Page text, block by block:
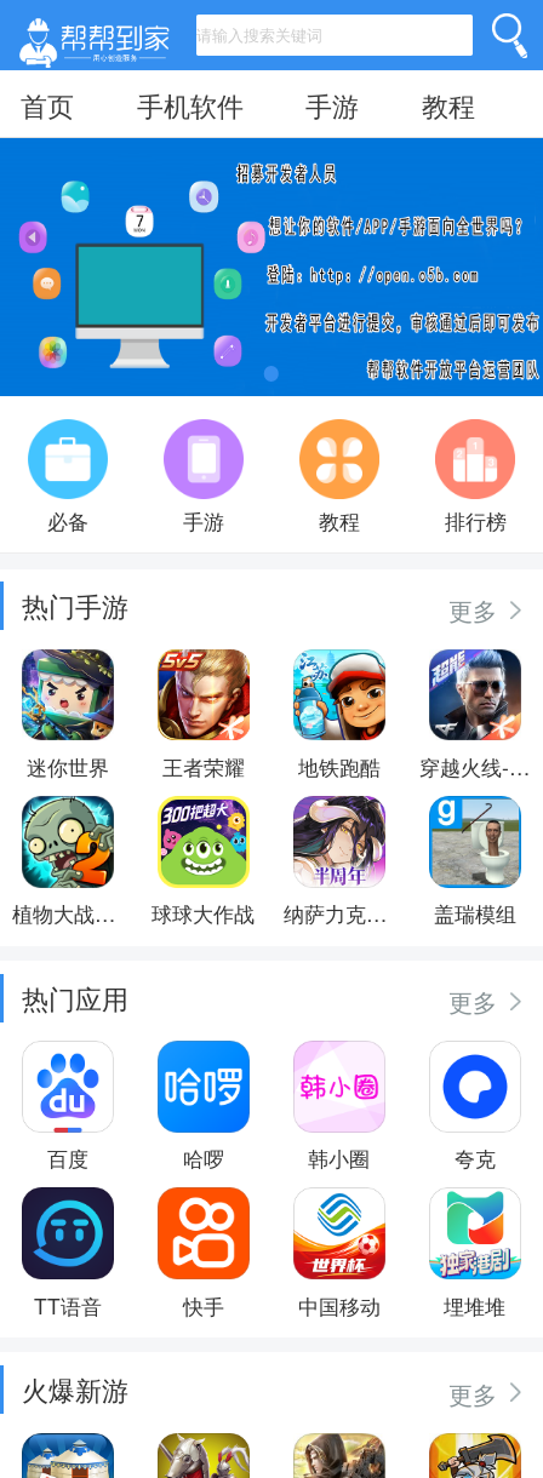
首页 手机软件 手游 教程
必备 手游 教程 排行榜
热门手游 更多
迷你世界 王者荣耀 地铁跑酷 穿越火线-枪战王者
植物大战僵尸2 球球大作战 纳萨力克之王 盖瑞模组
热门应用 更多
百度 哈啰 韩小圈 夸克
TT语音 快手 中国移动 埋堆堆
火爆新游 更多